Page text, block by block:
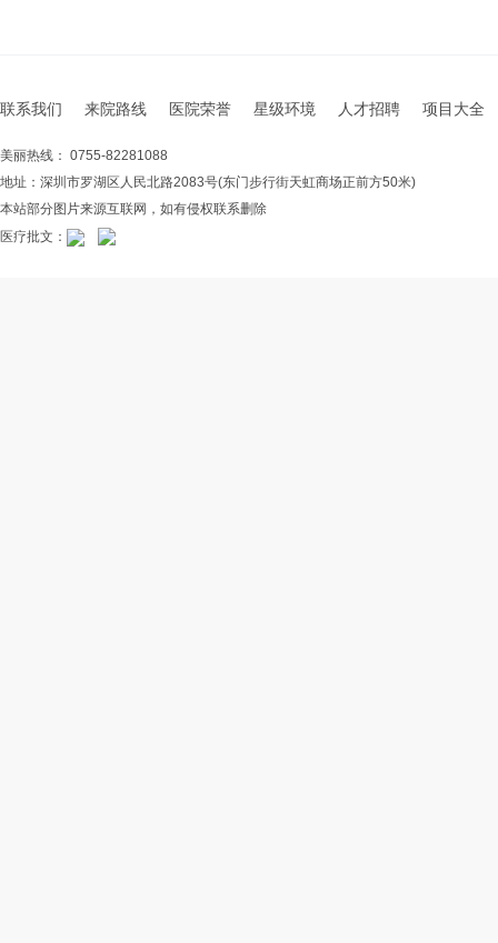
联系我们 来院路线 医院荣誉 星级环境 人才招聘 项目大全
美丽热线： 0755-82281088
地址：深圳市罗湖区人民北路2083号(东门步行街天虹商场正前方50米)
本站部分图片来源互联网，如有侵权联系删除
医疗批文：